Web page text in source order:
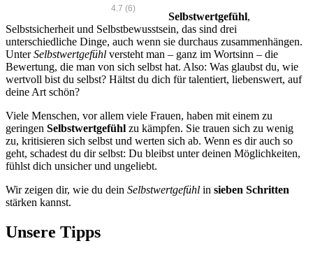
4.7 (6)
Selbstwertgefühl,
Selbstsicherheit und Selbstbewusstsein, das sind drei
unterschiedliche Dinge, auch wenn sie durchaus zusammenhängen.
UnterSelbstwertgefühl versteht man – ganz im Wortsinn – die
Bewertung, die man von sich selbst hat. Also: Was glaubst du, wie
wertvoll bist du selbst? Hältst du dich für talentiert, liebenswert, auf
deine Art schön?
Viele Menschen, vor allem viele Frauen, haben mit einem zu
geringen Selbstwertgefühl zu kämpfen. Sie trauen sich zu wenig
zu, kritisieren sich selbst und werten sich ab. Wenn es dir auch so
geht, schadest du dir selbst: Du bleibst unter deinen Möglichkeiten,
fühlst dich unsicher und ungeliebt.
Wir zeigen dir, wie du dein Selbstwertgefühl in sieben Schritten
stärken kannst.
Unsere Tipps